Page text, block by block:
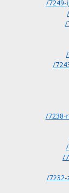
/7249-
/
/
/7238-
/
/7232-